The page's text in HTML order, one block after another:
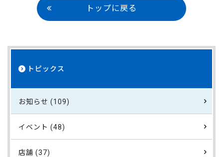
トップに戻る
トピックス
お知らせ (109)
イベント (48)
店舗 (37)